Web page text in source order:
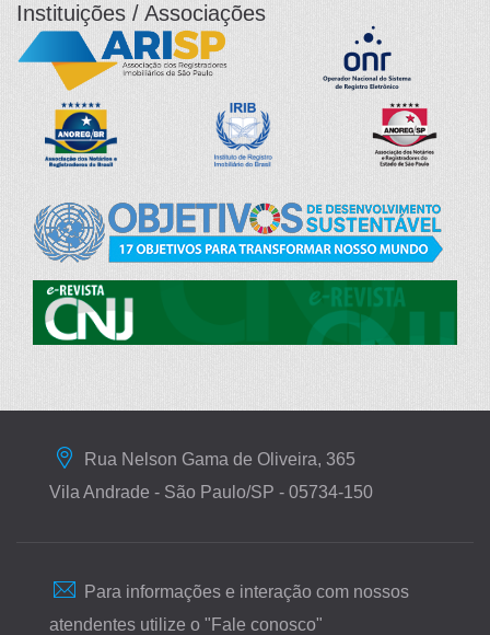
Instituições / Associações
Rua Nelson Gama de Oliveira, 365
Vila Andrade - São Paulo/SP - 05734-150
Para informações e interação com nossos
atendentes utilize o "Fale conosco"